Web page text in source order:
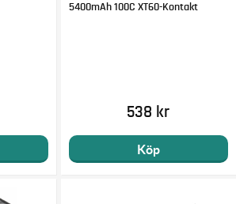
5400mAh 100C XT60-Kontakt
538 kr
Köp